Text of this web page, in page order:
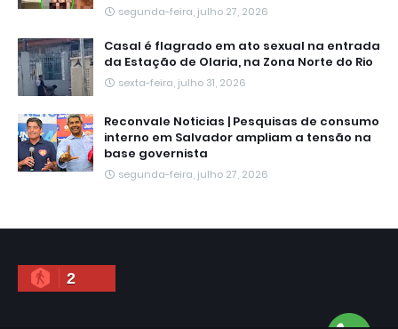
segunda-feira, julho 27, 2026
Casal é flagrado em ato sexual na entrada
da Estação de Olaria, na Zona Norte do Rio
sexta-feira, julho 31, 2026
Reconvale Noticias | Pesquisas de consumo
interno em Salvador ampliam a tensão na
base governista
segunda-feira, julho 27, 2026
2